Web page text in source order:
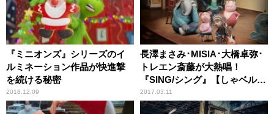
『ミニオンズ』シリーズのイ
ルミネーション作品が快進撃
を続ける秘密
2018.12.09
長澤まさみ･MISIA･大橋卓弥･
トレエン斎藤が大熱唱！
『SING/シング』【しゃベルシ
ネマ by 八雲ふみね・第168
回】
2017.03.11